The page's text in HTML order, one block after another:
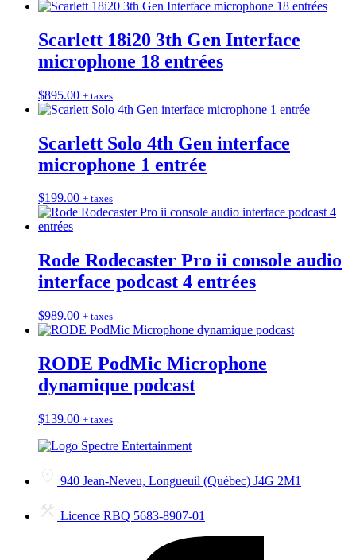
Scarlett 18i20 3th Gen Interface
microphone 18 entrées
$895.00 + taxes
Scarlett Solo 4th Gen interface
microphone 1 entrée
$199.00 + taxes
Rode Rodecaster Pro ii console audio
interface podcast 4 entrées
$989.00 + taxes
RODE PodMic Microphone
dynamique podcast
$139.00 + taxes
940 Jean-Neveu, Longueuil (Québec) J4G 2M1
Licence RBQ 5683-8907-01